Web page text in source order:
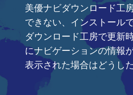
美優ナビダウンロード工
できない、インストール
ダウンロード工房で更新
にナビゲーションの情報
表示された場合はどうし